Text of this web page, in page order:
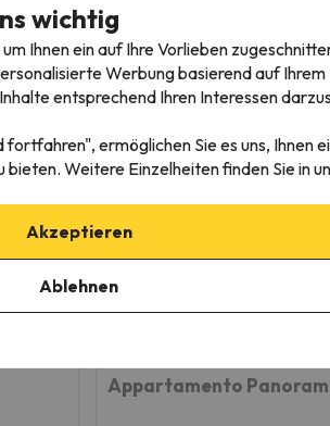
€ 654 €
wichtig
Ihnen ein auf Ihre Vorlieben
Werbung basierend auf Ihrem
entsprechend Ihren Interessen
ermöglichen Sie es uns, Ihnen
Weitere Einzelheiten finden Sie in
Akzeptieren
Ablehnen